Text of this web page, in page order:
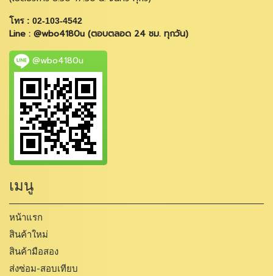
โทร : 02-103-4542
Line : @wbo4180u (ตอบตลอด 24 ชม. ทุกวัน)
@wbo4180u
เมนู
หน้าแรก
สินค้าใหม่
สินค้ามือสอง
ส่งซ่อม-สอบเทียบ